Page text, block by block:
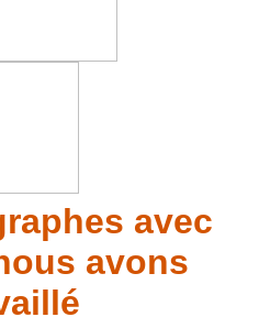
avec
avons